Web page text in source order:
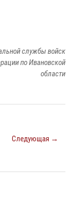
службы войск
по Ивановской
области
Следующая →